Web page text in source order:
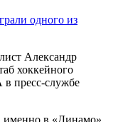
одного из
Александр
хоккейного
пресс-службе
именно в «Динамо»